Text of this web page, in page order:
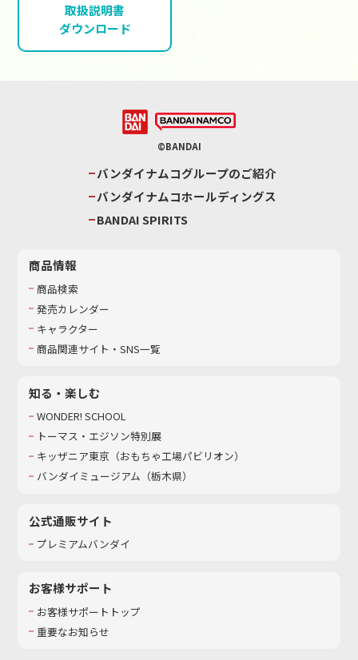
取扱説明書
ダウンロード
©BANDAI
バンダイナムコグループのご紹介
バンダイナムコホールディングス
BANDAI SPIRITS
商品情報
商品検索
発売カレンダー
キャラクター
商品関連サイト・SNS一覧
知る・楽しむ
WONDER! SCHOOL
トーマス・エジソン特別展
キッザニア東京（おもちゃ工場パビリオン）​
バンダイミュージアム（栃木県）
公式通販サイト
プレミアムバンダイ
お客様サポート
お客様サポートトップ
重要なお知らせ